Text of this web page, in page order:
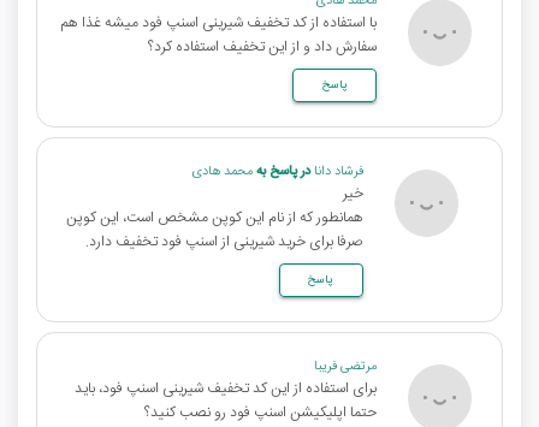
با استفاده از کد تخفیف شیرینی اسنپ فود میشه غذا هم
سفارش داد و از این تخفیف استفاده کرد؟
پاسخ
فرشاد دانادر پاسخ بهمحمد هادی
خیر
همانطور که از نام این کوپن مشخص است، این کوپن
صرفا برای خرید شیرینی از اسنپ فود تخفیف دارد.
پاسخ
مرتضی فریبا
برای استفاده از این کد تخفیف شیرینی اسنپ فود، باید
حتما اپلیکیشن اسنپ فود رو نصب کنید؟